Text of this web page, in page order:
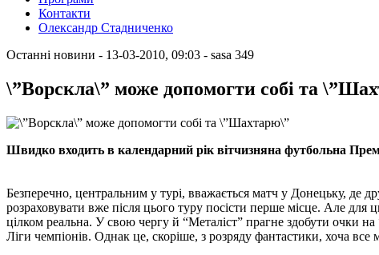
Контакти
Олександр Стадниченко
Останні новини - 13-03-2010, 09:03 - sasa 349
\”Ворскла\” може допомогти собі та
Швидко входить в календарний рік вітчизняна футбольна
Безперечно, центральним у турі, вважається матч у Донецьку, де
розраховувати вже після цього туру посісти перше місце. Але
цілком реальна. У свою чергу й “Металіст” прагне здобути очки
Ліги чемпіонів. Однак це, скоріше, з розряду фантастики, хоча все